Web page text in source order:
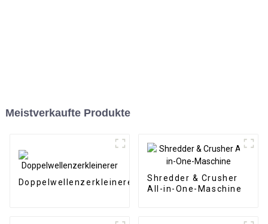
Meistverkaufte Produkte
Doppelwellenzerkleinerer
Shredder & Crusher
All-in-One-Maschine